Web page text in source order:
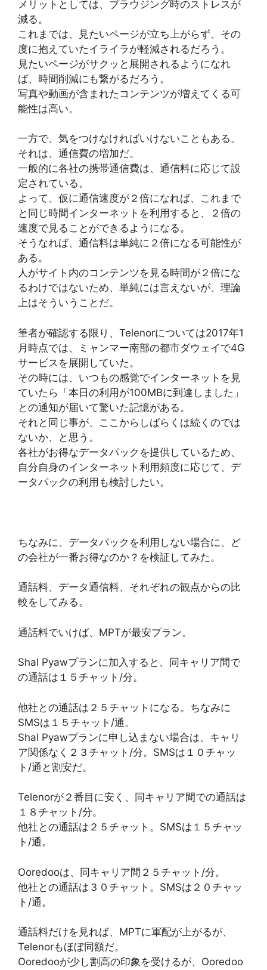
メリットとしては、ブラウジング時のストレスが
減る。
これまでは、見たいページが立ち上がらず、その
度に抱えていたイライラが軽減されるだろう。
見たいページがサクッと展開されるようになれ
ば、時間削減にも繋がるだろう。
写真や動画が含まれたコンテンツが増えてくる可
能性は高い。
一方で、気をつけなければいけないこともある。
それは、通信費の増加だ。
一般的に各社の携帯通信費は、通信料に応じて設
定されている。
よって、仮に通信速度が２倍になれば、これまで
と同じ時間インターネットを利用すると、２倍の
速度で見ることができるようになる。
そうなれば、通信料は単純に２倍になる可能性が
ある。
人がサイト内のコンテンツを見る時間が２倍にな
るわけではないため、単純には言えないが、理論
上はそういうことだ。
筆者が確認する限り、Telenorについては2017年1
月時点では、ミャンマー南部の都市ダウェイで4G
サービスを展開していた。
その時には、いつもの感覚でインターネットを見
ていたら「本日の利用が100MBに到達しました」
との通知が届いて驚いた記憶がある。
それと同じ事が、ここからしばらくは続くのでは
ないか、と思う。
各社がお得なデータパックを提供しているため、
自分自身のインターネット利用頻度に応じて、デ
ータパックの利用も検討したい。
ちなみに、データパックを利用しない場合に、ど
の会社が一番お得なのか？を検証してみた。
通話料、データ通信料、それぞれの観点からの比
較をしてみる。
通話料でいけば、MPTが最安プラン。
Shal Pyawプランに加入すると、同キャリア間で
の通話は１５チャット/分。
他社との通話は２５チャットになる。ちなみに
SMSは１５チャット/通。
Shal Pyawプランに申し込まない場合は、キャリ
ア関係なく２３チャット/分。SMSは１０チャッ
ト/通と割安だ。
Telenorが２番目に安く、同キャリア間での通話は
１８チャット/分。
他社との通話は２５チャット。SMSは１５チャッ
ト/通。
Ooredooは、同キャリア間２５チャット/分。
他社との通話は３０チャット。SMSは２０チャッ
ト/通。
通話料だけを見れば、MPTに軍配が上がるが、
Telenorもほぼ同額だ。
Ooredooが少し割高の印象を受けるが、Ooredoo